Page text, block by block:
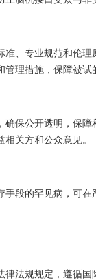
准、专业规范和伦
理措施，保障被
确保公开透明，保
关方和公众意见。
手段的罕见病，可
律法规规定，遵循